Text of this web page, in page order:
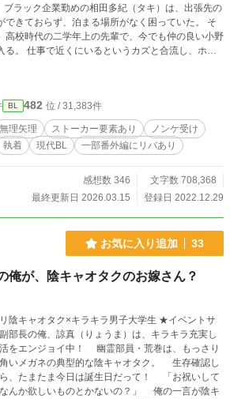
できておらず、泊まる場所がなく困っていた。 そ
高校時代の二学年上の先輩で、今でも仲の良い小野
る。 仕事で近くにいるというカズと合流し、ホテ
うタキだったが、カズの様子はいつもと違ってい
カズから口づけられて困惑するタキに、カズは
てて、やってる。多紀くん。何も間違いじゃな
すが、導入は強姦です。性描写等は※をつけます
の練習がてら。一人称。 明るいラブコメ路線。ハ
けます。 現代BL / 執着攻 / 片想い
理矢理 / アナル / 開発 / 浣腸 / 強制性交 / 言葉責め /
ナルプラグ / スパンキング / 拘束 / 首輪 / フェ
業 小野寺和臣…攻、27歳、185cm、イケメン、難
社総合職 ※完結しました。番外編は不定期更新です。※
BL 482 位 / 31,383件
無理矢理 ストーカー要素あり
ノンケ受け
執着 現代BL 一部番外編にリバあり
感想数 346
文字数 708,368
最終更新日 2026.03.15
登録日 2022.12.29
お気に入り追加 33
俺が、陰キャオタクのお嫁さん？
陰キャオタク×キラキラ男子大学生 ★イベントサ
部長の俺、諒真（りょうま）は、キラキラ充実し
をエンジョイ中！ 幽霊部員・荒巻は、もっさり
いメガネの典型的な陰キャオタク。 生存確認し
、たまたま今日は誕生日だって！ 「お祝いして
んか欲しいものとかないの？」 俺の一言が陰キ